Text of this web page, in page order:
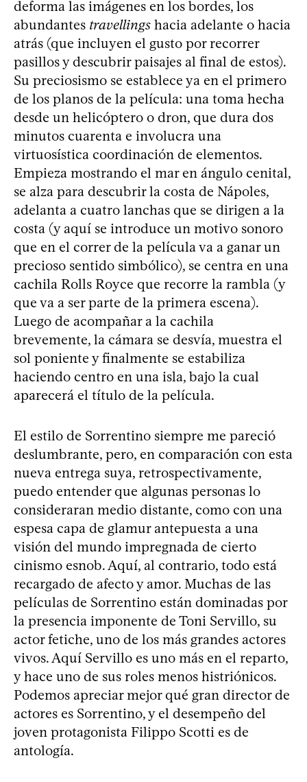
deforma las imágenes en los bordes, los
abundantes travellings hacia adelante o hacia
atrás (que incluyen el gusto por recorrer
pasillos y descubrir paisajes al final de estos).
Su preciosismo se establece ya en el primero
de los planos de la película: una toma hecha
desde un helicóptero o dron, que dura dos
minutos cuarenta e involucra una
virtuosística coordinación de elementos.
Empieza mostrando el mar en ángulo cenital,
se alza para descubrir la costa de Nápoles,
adelanta a cuatro lanchas que se dirigen a la
costa (y aquí se introduce un motivo sonoro
que en el correr de la película va a ganar un
precioso sentido simbólico), se centra en una
cachila Rolls Royce que recorre la rambla (y
que va a ser parte de la primera escena).
Luego de acompañar a la cachila
brevemente, la cámara se desvía, muestra el
sol poniente y finalmente se estabiliza
haciendo centro en una isla, bajo la cual
aparecerá el título de la película.
El estilo de Sorrentino siempre me pareció
deslumbrante, pero, en comparación con esta
nueva entrega suya, retrospectivamente,
puedo entender que algunas personas lo
consideraran medio distante, como con una
espesa capa de glamur antepuesta a una
visión del mundo impregnada de cierto
cinismo esnob. Aquí, al contrario, todo está
recargado de afecto y amor. Muchas de las
películas de Sorrentino están dominadas por
la presencia imponente de Toni Servillo, su
actor fetiche, uno de los más grandes actores
vivos. Aquí Servillo es uno más en el reparto,
y hace uno de sus roles menos histriónicos.
Podemos apreciar mejor qué gran director de
actores es Sorrentino, y el desempeño del
joven protagonista Filippo Scotti es de
antología.